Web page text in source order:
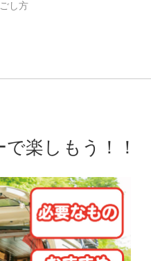
し方
楽しもう！！